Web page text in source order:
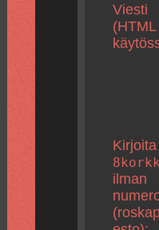
Viesti
(HTML
Kirjoita
ilman